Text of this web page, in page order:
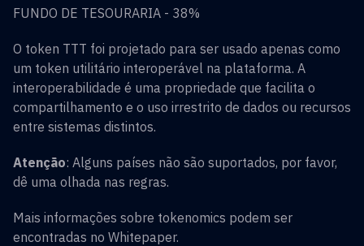
FUNDO DE TESOURARIA - 38%
O token TTT foi projetado para ser usado apenas como
um token utilitário interoperável na plataforma. A
interoperabilidade é uma propriedade que facilita o
compartilhamento e o uso irrestrito de dados ou recursos
entre sistemas distintos.
Atenção: Alguns países não são suportados, por favor,
dê uma olhada nas regras.
Mais informações sobre tokenomics podem ser
encontradas no Whitepaper.